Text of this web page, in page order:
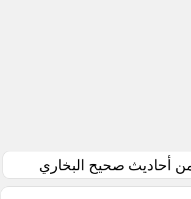
أحاديث صحيح البخاري